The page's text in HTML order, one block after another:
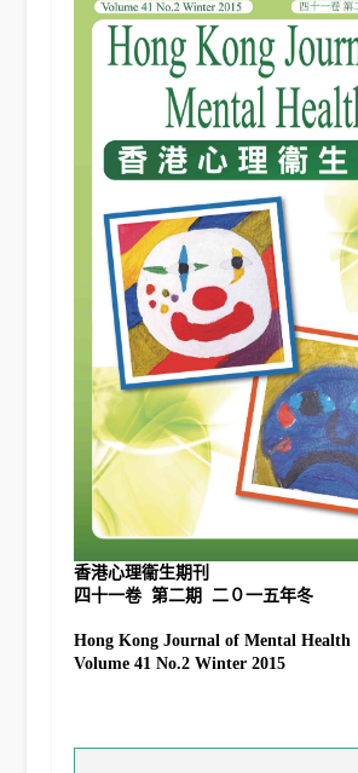
香港心理衞生期刊
四十一卷  第二期  二０一五年冬
Hong Kong Journal of Mental Health
Volume 41 No.2 Winter 2015